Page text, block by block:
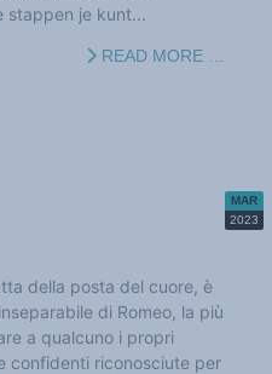
stappen je kunt...
READ MORE …
della posta del cuore, è
di Romeo, la più
a qualcuno i propri
confidenti riconosciute per
MAR
2023